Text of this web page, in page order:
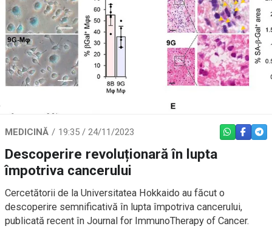
MEDICINĂ 19:35 / 24/11/2023 WHATSAPP
Descoperire revoluționară în lupta
împotriva cancerului
Cercetătorii de la Universitatea Hokkaido au făcut o
descoperire semnificativă în lupta împotriva cancerului,
publicată recent în Journal for ImmunoTherapy of Cancer.